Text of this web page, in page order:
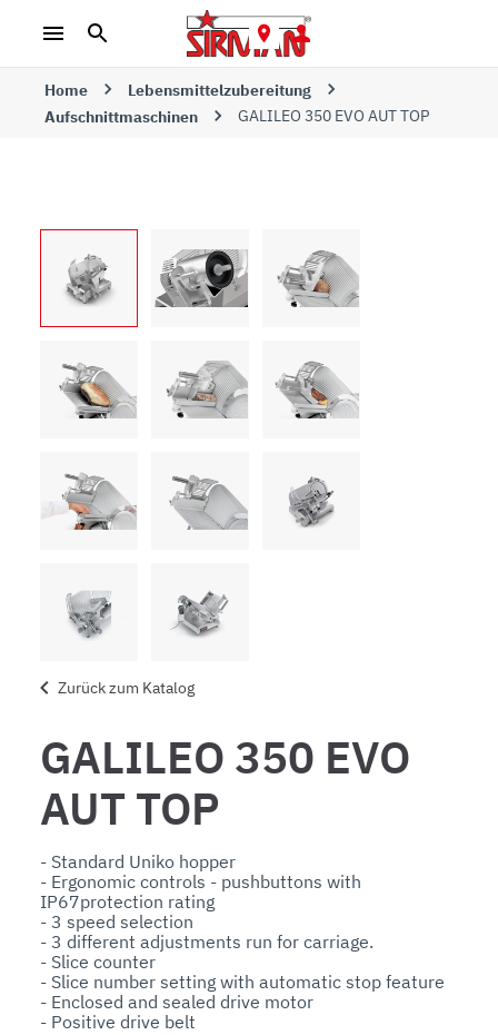
Home
Lebensmittelzubereitung
Aufschnittmaschinen
GALILEO 350 EVO AUT TOP
Zurück zum Katalog
GALILEO 350 EVO
AUT TOP
- Standard Uniko hopper
- Ergonomic controls - pushbuttons with
IP67protection rating
- 3 speed selection
- 3 different adjustments run for carriage.
- Slice counter
- Slice number setting with automatic stop feature
- Enclosed and sealed drive motor
- Positive drive belt